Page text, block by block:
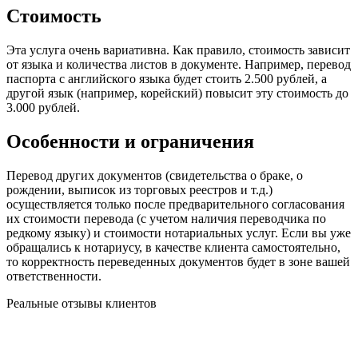
Стоимость
Эта услуга очень вариативна. Как правило, стоимость зависит
от языка и количества листов в документе. Например, перевод
паспорта с английского языка будет стоить 2.500 рублей, а
другой язык (например, корейский) повысит эту стоимость до
3.000 рублей.
Особенности и ограничения
Перевод других документов (свидетельства о браке, о
рождении, выписок из торговых реестров и т.д.)
осуществляется только после предварительного согласования
их стоимости перевода (с учетом наличия переводчика по
редкому языку) и стоимости нотариальных услуг. Если вы уже
обращались к нотариусу, в качестве клиента самостоятельно,
то корректность переведенных документов будет в зоне вашей
ответственности.
Реальные отзывы клиентов